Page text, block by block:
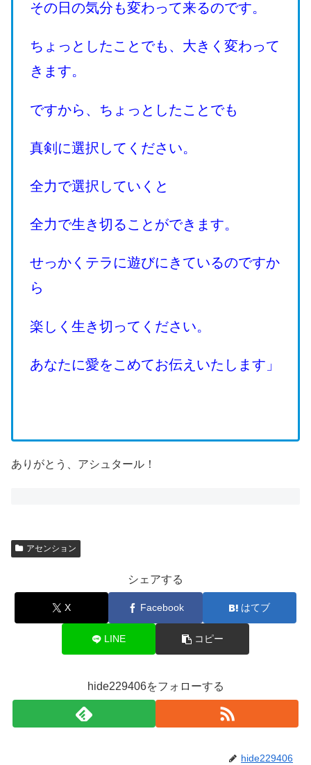
その日の気分も変わって来るのです。
ちょっとしたことでも、大きく変わって
きます。
ですから、ちょっとしたことでも
真剣に選択してください。
全力で選択していくと
全力で生き切ることができます。
せっかくテラに遊びにきているのですか
ら
楽しく生き切ってください。
あなたに愛をこめてお伝えいたします」
ありがとう、アシュタール！
アセンション
シェアする
X Facebook はてブ
LINE コピー
hide229406をフォローする
hide229406